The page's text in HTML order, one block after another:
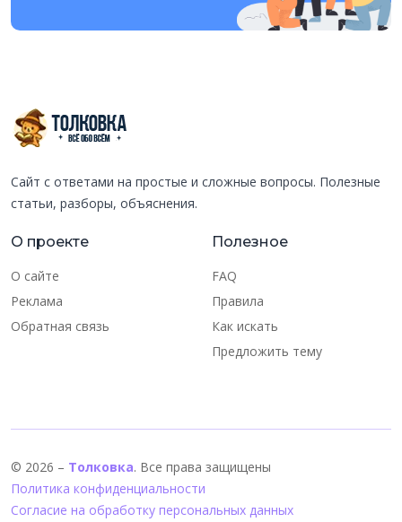
Сайт с ответами на простые и сложные вопросы. Полезные
статьи, разборы, объяснения.
О проекте
О сайте
Реклама
Обратная связь
Полезное
FAQ
Правила
Как искать
Предложить тему
© 2026 – Толковка. Все права защищены
Политика конфиденциальности
Согласие на обработку персональных данных